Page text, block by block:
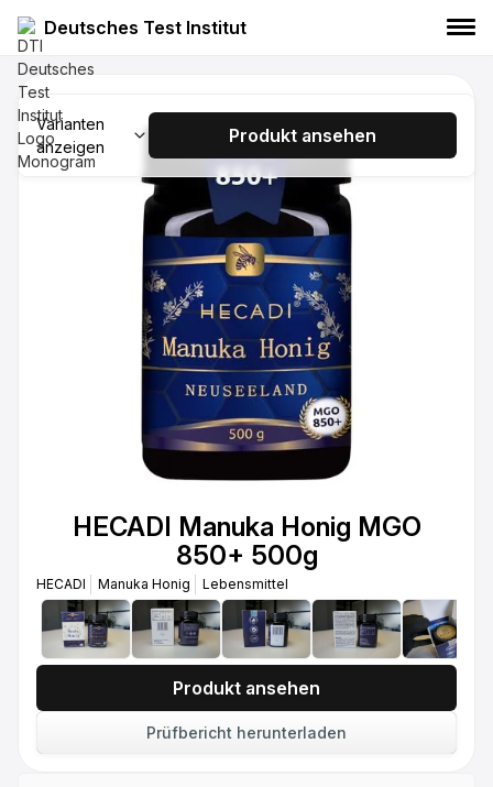
Deutsches Test Institut
500g
Manuka Honig Lebensmittel
HECADI Manuka Honig MGO 550+ 250g
HECADI Manuka Honig Lebensmittel
HECADI Manuka Honig MGO 550+ 500g
Manuka Honig Lebensmittel
HECADI Manuka Honig MGO 850+ 250g
Manuka Honig Lebensmittel
HECADI Manuka Honig MGO 1250+
250g
HECADI Manuka Honig Lebensmittel
HECADI Manuka Honig MGO 1250+
Manuka Honig Lebensmittel
Varianten
anzeigen
Produkt ansehen
HECADI Manuka Honig MGO
850+ 500g
HECADI Manuka Honig Lebensmittel
Produkt ansehen
Prüfbericht herunterladen